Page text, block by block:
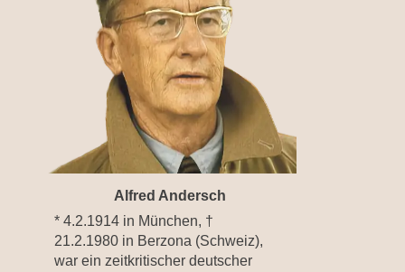
Eifelevents
Eifelkarte:
Drehorte & Tatorte
Eifelkrimi: Keine
Gutenachtgeschichte
Die Autoren
TV & Kino
Alfred Andersch
* 4.2.1914 in München, †
21.2.1980 in Berzona (Schweiz),
war ein zeitkritischer deutscher